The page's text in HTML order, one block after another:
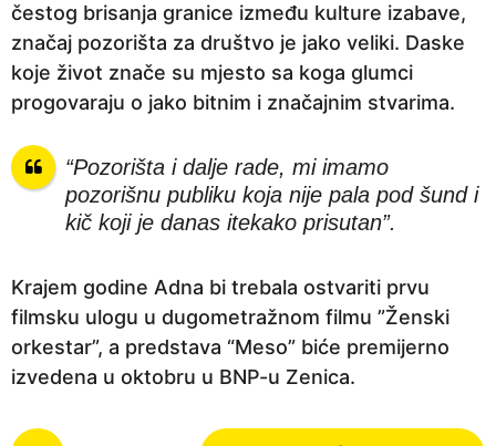
čestog brisanja granice između kulture izabave,
značaj pozorišta za društvo je jako veliki. Daske
koje život znače su mjesto sa koga glumci
progovaraju o jako bitnim i značajnim stvarima.
“Pozorišta i dalje rade, mi imamo
pozorišnu publiku koja nije pala pod šund i
kič koji je danas itekako prisutan”.
Krajem godine Adna bi trebala ostvariti prvu
filmsku ulogu u dugometražnom filmu ”Ženski
orkestar”, a predstava “Meso” biće premijerno
izvedena u oktobru u BNP-u Zenica.